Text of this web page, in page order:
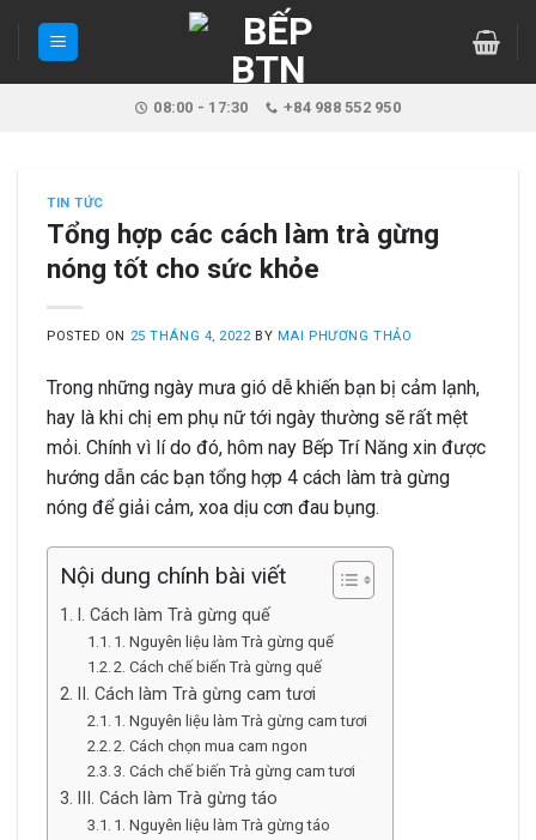
08:00 - 17:30 +84 988 552 950
TIN TỨC
Tổng hợp các cách làm trà gừng
nóng tốt cho sức khỏe
POSTED ON 25 THÁNG 4, 2022 BY MAI PHƯƠNG THẢO
Trong những ngày mưa gió dễ khiến bạn bị cảm lạnh,
hay là khi chị em phụ nữ tới ngày thường sẽ rất mệt
mỏi. Chính vì lí do đó, hôm nay Bếp Trí Năng xin được
hướng dẫn các bạn tổng hợp 4 cách làm trà gừng
nóng để giải cảm, xoa dịu cơn đau bụng.
Nội dung chính bài viết
I. Cách làm Trà gừng quế
1. Nguyên liệu làm Trà gừng quế
2. Cách chế biến Trà gừng quế
II. Cách làm Trà gừng cam tươi
1. Nguyên liệu làm Trà gừng cam tươi
2. Cách chọn mua cam ngon
3. Cách chế biến Trà gừng cam tươi
III. Cách làm Trà gừng táo
1. Nguyên liệu làm Trà gừng táo